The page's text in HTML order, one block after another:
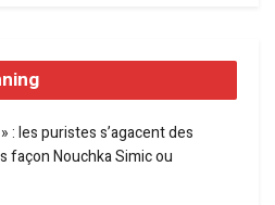
: les puristes s’agacent des
façon Nouchka Simic ou